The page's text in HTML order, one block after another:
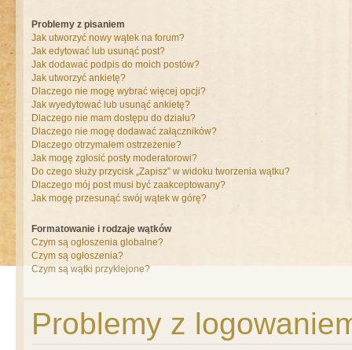
Problemy z pisaniem
Jak utworzyć nowy wątek na forum?
Jak edytować lub usunąć post?
Jak dodawać podpis do moich postów?
Jak utworzyć ankietę?
Dlaczego nie mogę wybrać więcej opcji?
Jak wyedytować lub usunąć ankietę?
Dlaczego nie mam dostępu do działu?
Dlaczego nie mogę dodawać załączników?
Dlaczego otrzymałem ostrzeżenie?
Jak mogę zgłosić posty moderatorowi?
Do czego służy przycisk „Zapisz” w widoku tworzenia wątku?
Dlaczego mój post musi być zaakceptowany?
Jak mogę przesunąć swój wątek w górę?
Formatowanie i rodzaje wątków
Czym są ogłoszenia globalne?
Czym są ogłoszenia?
Czym są wątki przyklejone?
Problemy z